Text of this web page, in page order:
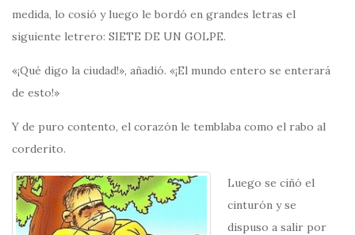
medida, lo cosió y luego le bordó en grandes letras el
siguiente letrero: SIETE DE UN GOLPE.
«¡Qué digo la ciudad!», añadió. «¡El mundo entero se enterará
de esto!»
Y de puro contento, el corazón le temblaba como el rabo al
corderito.
Luego se ciñó el
cinturón y se
dispuso a salir por